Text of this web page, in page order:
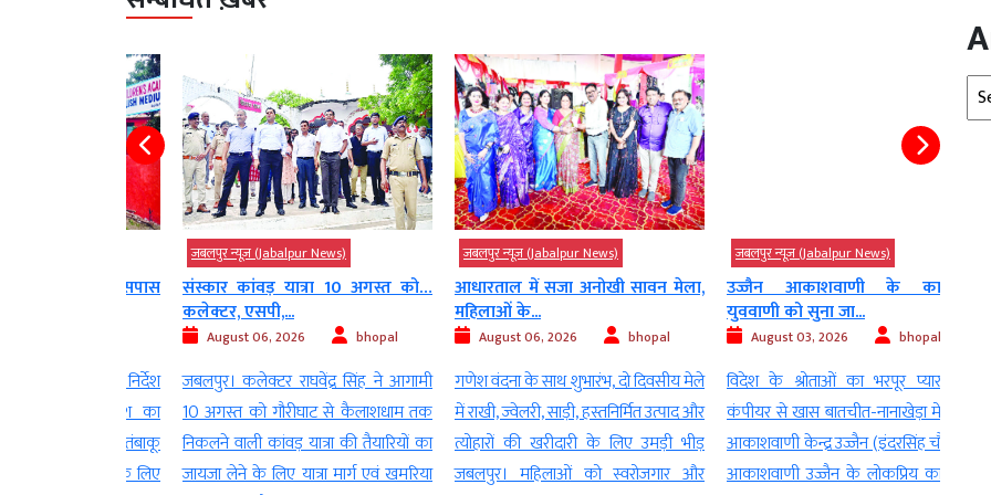
जबलपुर न्यूज़ (Jabalpur News)
संस्कार कांवड़ यात्रा 10 अगस्त को…
कलेक्टर, एसपी,...
August 06, 2026 bhopal
जबलपुर। कलेक्टर राघवेंद्र सिंह ने आगामी
10 अगस्त को गौरीघाट से कैलाशधाम तक
निकलने वाली कांवड़ यात्रा की तैयारियों का
जायजा लेने के लिए यात्रा मार्ग एवं खमरिया
जबलपुर न्यूज़ (Jabalpur News)
आधारताल में सजा अनोखी सावन मेला,
महिलाओं के...
August 06, 2026 bhopal
गणेश वंदना के साथ शुभारंभ, दो दिवसीय मेले
में राखी, ज्वेलरी, साड़ी, हस्तनिर्मित उत्पाद और
त्योहारों की खरीदारी के लिए उमड़ी भीड़
जबलपुर। महिलाओं को स्वरोजगार और
जबलपुर न्यूज़ (Jabalpur News)
उज्जैन आकाशवाणी के कार्यक्रम
युववाणी को सुना जा...
August 03, 2026 bhopal
विदेश के श्रोताओं का भरपूर प्यार, युवा
कंपीयर से खास बातचीत-नानाखेड़ा में स्थित
आकाशवाणी केन्द्र उज्जैन (इंदरसिंह चौहान)।
आकाशवाणी उज्जैन के लोकप्रिय कार्यक्रम